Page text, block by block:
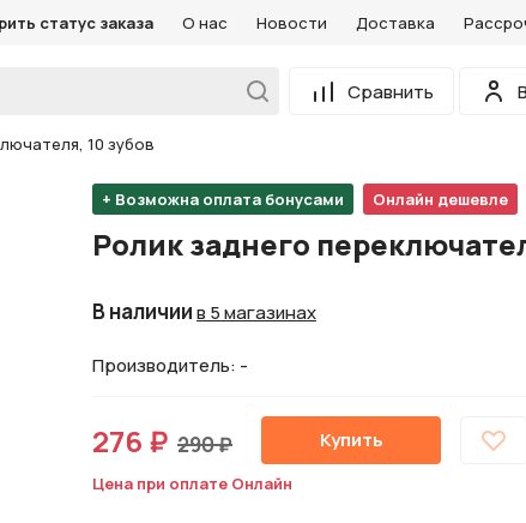
статус заказа О нас Новости Доставка
Сравнить
10 зубов
+ Возможна оплата бонусами Онлайн дешевле
Ролик заднего
В наличиив 5 магазинах
Производитель: -
276 ₽ 290 ₽ Купить
Цена при оплате Онлайн